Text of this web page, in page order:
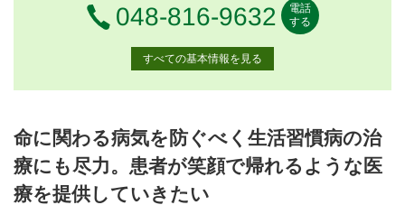
電話番号
048-816-9632
電話
する
すべての基本情報を見る
9:00～12:00
● ● ● ● ●
●
15:00～18:00
● ● ● ●
命に関わる病気を防ぐべく生活習慣病の治
療にも尽力。患者が笑顔で帰れるような医
療を提供していきたい